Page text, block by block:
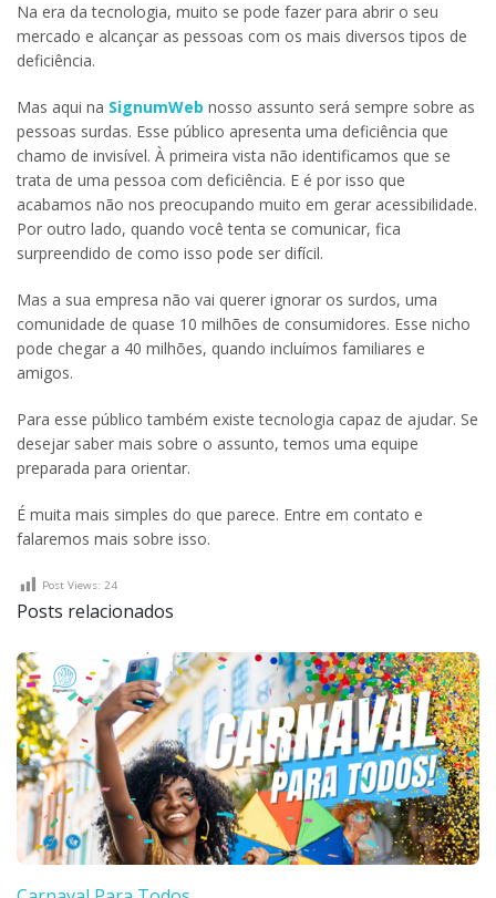
Na era da tecnologia, muito se pode fazer para abrir o seu
mercado e alcançar as pessoas com os mais diversos tipos de
deficiência.
Mas aqui na SignumWeb nosso assunto será sempre sobre as
pessoas surdas. Esse público apresenta uma deficiência que
chamo de invisível. À primeira vista não identificamos que se
trata de uma pessoa com deficiência. E é por isso que
acabamos não nos preocupando muito em gerar acessibilidade.
Por outro lado, quando você tenta se comunicar, fica
surpreendido de como isso pode ser difícil.
Mas a sua empresa não vai querer ignorar os surdos, uma
comunidade de quase 10 milhões de consumidores. Esse nicho
pode chegar a 40 milhões, quando incluímos familiares e
amigos.
Para esse público também existe tecnologia capaz de ajudar. Se
desejar saber mais sobre o assunto, temos uma equipe
preparada para orientar.
É muita mais simples do que parece. Entre em contato e
falaremos mais sobre isso.
Post Views: 24
Posts relacionados